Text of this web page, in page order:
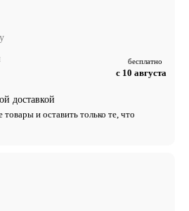
бесплатно
с 10 августа
доставкой
и оставить только те, что